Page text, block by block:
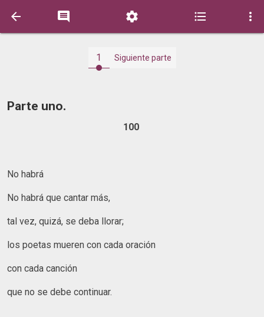
    
1 Siguiente parte
Parte uno.
100
No habrá
No habrá que cantar más,
tal vez, quizá, se deba llorar;
los poetas mueren con cada oración
con cada canción
que no se debe continuar.